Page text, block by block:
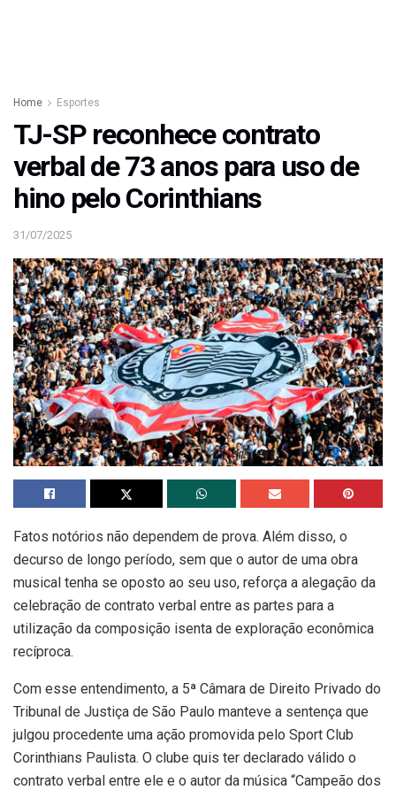
Home Esportes
TJ-SP reconhece contrato
verbal de 73 anos para uso de
hino pelo Corinthians
31/07/2025
Fatos notórios não dependem de prova. Além disso, o
decurso de longo período, sem que o autor de uma obra
musical tenha se oposto ao seu uso, reforça a alegação da
celebração de contrato verbal entre as partes para a
utilização da composição isenta de exploração econômica
recíproca.
Com esse entendimento, a 5ª Câmara de Direito Privado do
Tribunal de Justiça de São Paulo manteve a sentença que
julgou procedente uma ação promovida pelo Sport Club
Corinthians Paulista. O clube quis ter declarado válido o
contrato verbal entre ele e o autor da música “Campeão dos